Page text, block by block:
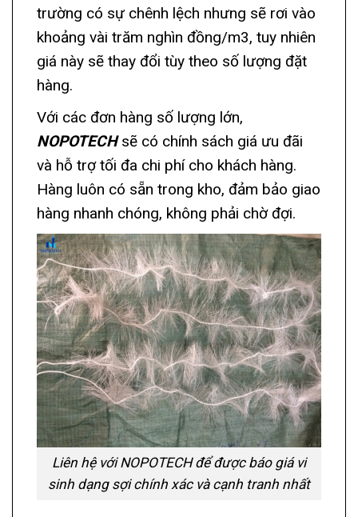
trường có sự chênh lệch nhưng sẽ rơi vào
khoảng vài trăm nghìn đồng/m3, tuy nhiên
giá này sẽ thay đổi tùy theo số lượng đặt
hàng.
Với các đơn hàng số lượng lớn,
NOPOTECH sẽ có chính sách giá ưu đãi
và hỗ trợ tối đa chi phí cho khách hàng.
Hàng luôn có sẵn trong kho, đảm bảo giao
hàng nhanh chóng, không phải chờ đợi.
Liên hệ với NOPOTECH để được báo giá vi
sinh dạng sợi chính xác và cạnh tranh nhất